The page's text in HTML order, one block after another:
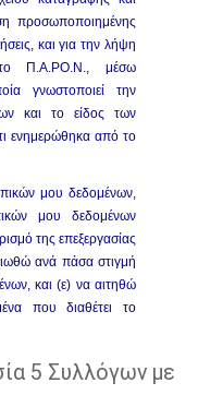
προσωποποιημένης
και για την λήψη
το Π.Α.ΡΟ.Ν., μέσω
γνωστοποιεί την
και το είδος των
ενημερώθηκα από το
μου δεδομένων,
μου δεδομένων
της επεξεργασίας
ανά πάσα στιγμή
και (ε) να αιτηθώ
που διαθέτει το
5 Συλλόγων με